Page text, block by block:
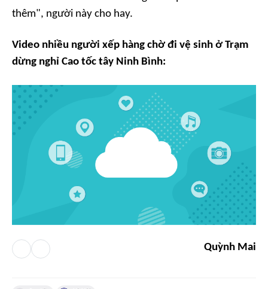
thêm", người này cho hay.
Video nhiều người xếp hàng chờ đi vệ sinh ở Trạm
dừng nghỉ Cao tốc tây Ninh Bình:
Quỳnh Mai